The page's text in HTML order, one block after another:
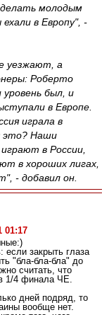
молодым
в Европу", -
уезжают, а
Роберто
был, и
в Европе.
играла в
это? Наши
в России,
в хороших лигах,
- добавил он.
01:17
если закрыть глаза
"бла-бла-бла" до
считать, что
1/4 финала ЧЕ.
дней подряд, то
вообще нет.